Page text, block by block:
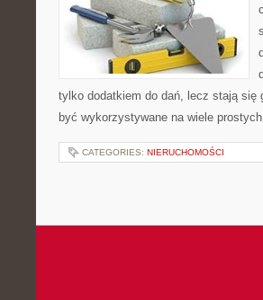
tylko dodatkiem do dań, lecz stają się
być wykorzystywane na wiele
CATEGORIES: NIERUCHOMOŚCI